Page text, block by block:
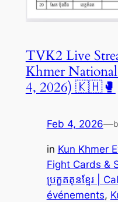
TVK2 Live
Khmer
4, 2026) 🇰🇭🥊
Feb 4, 2026—
in Kun Khmer
Fight Cards &
ប្រកួតគុនខ្មែរ |
événements,